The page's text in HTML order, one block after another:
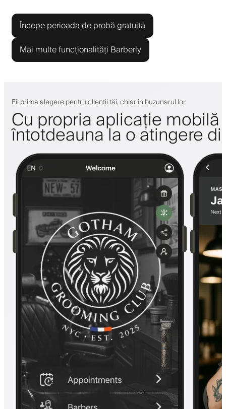
Începe perioada de probă gratuită
Mai multe funcționalități Barberly
Fii prima alegere pentru clienții tăi, chiar în buzunarul lor
Cu propria aplicație mobilă
întotdeauna la o atingere